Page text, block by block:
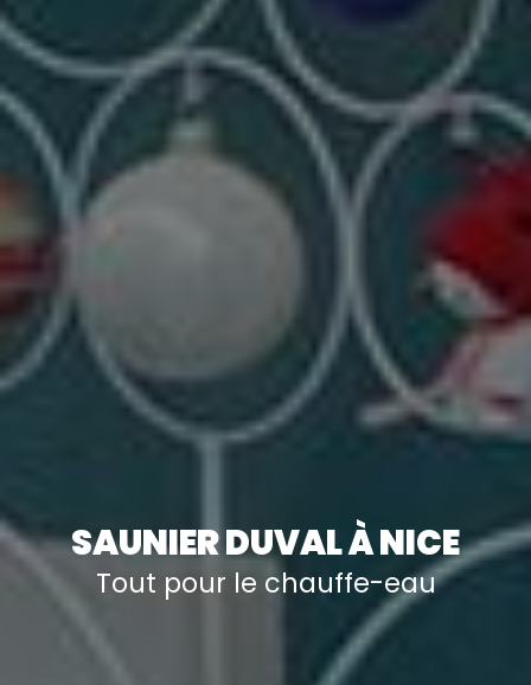
SAUNIER DUVAL À NICE
Tout pour le chauffe-eau